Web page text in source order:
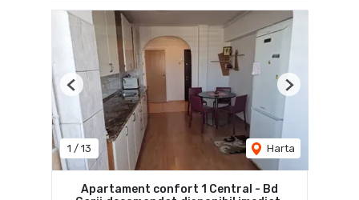
1 / 13 Harta
Previous Next
Apartament confort 1 Central - Bd